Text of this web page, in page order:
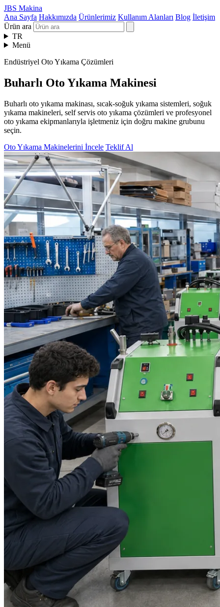
JBS Makina
Ana Sayfa Hakkımızda Ürünlerimiz Kullanım Alanları Blog İletişim
Ürün ara
TR
Menü
Endüstriyel Oto Yıkama Çözümleri
Buharlı Oto Yıkama Makinesi
Buharlı oto yıkama makinası, sıcak-soğuk yıkama sistemleri, soğuk
yıkama makineleri, self servis oto yıkama çözümleri ve profesyonel
oto yıkama ekipmanlarıyla işletmeniz için doğru makine grubunu
seçin.
Oto Yıkama Makinelerini İncele Teklif Al